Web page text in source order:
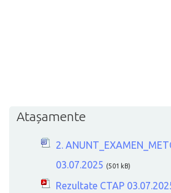
Atașamente
2.
03.07.2025 (501 kB)
Rezultate CTAP